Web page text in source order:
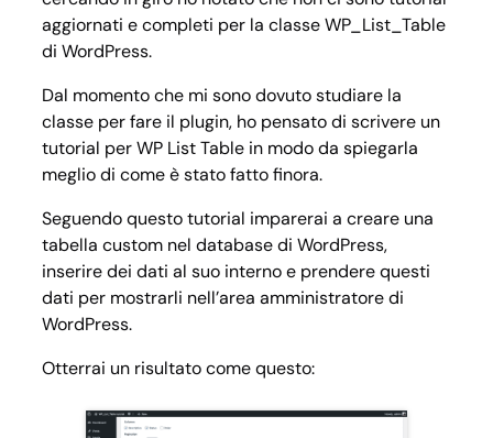
aggiornati e completi per la classe WP_List_Table
di WordPress.
Dal momento che mi sono dovuto studiare la
classe per fare il plugin, ho pensato di scrivere un
tutorial per WP List Table in modo da spiegarla
meglio di come è stato fatto finora.
Seguendo questo tutorial imparerai a creare una
tabella custom nel database di WordPress,
inserire dei dati al suo interno e prendere questi
dati per mostrarli nell’area amministratore di
WordPress.
Otterrai un risultato come questo: